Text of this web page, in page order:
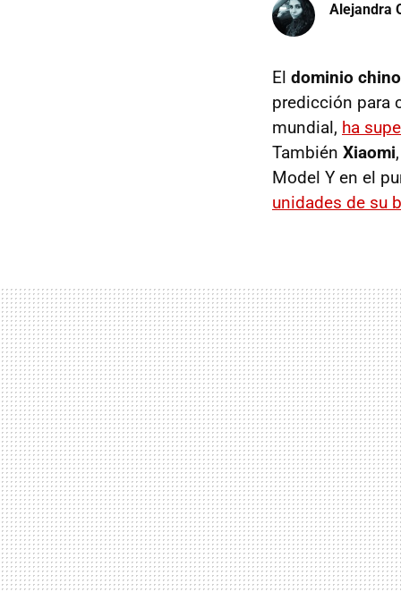
Alejandra
El dominio
predicción para
mundial, ha
También Xiaomi
Model Y en el
unidades de su